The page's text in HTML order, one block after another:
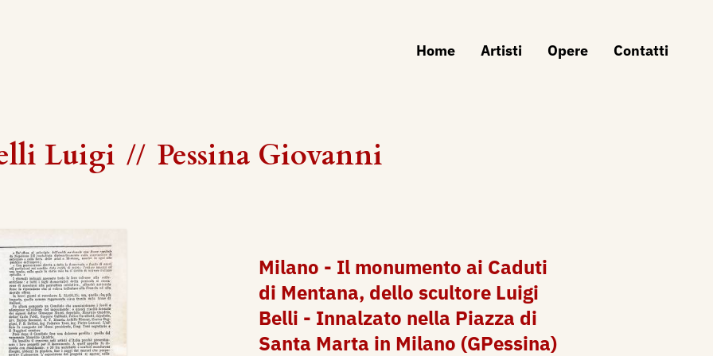
Home Artisti Opere Contatti
Luigi // Pessina Giovanni
Milano - Il monumento ai Caduti
di Mentana, dello scultore Luigi
Belli - Innalzato nella Piazza di
Santa Marta in Milano (GPessina)